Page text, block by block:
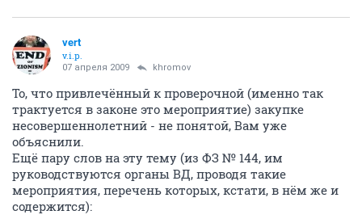
vert
v.i.p.
07 апреля 2009 khromov
То, что привлечённый к проверочной (именно так
трактуется в законе это мероприятие) закупке
несовершеннолетний - не понятой, Вам уже
объяснили.
Ещё пару слов на эту тему (из ФЗ № 144, им
руководствуются органы ВД, проводя такие
мероприятия, перечень которых, кстати, в нём же и
содержится):